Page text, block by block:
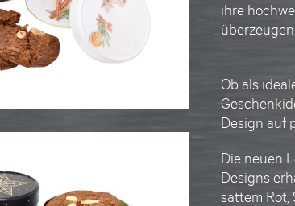
ihre
überzeugen.
Ob als
Design auf
Die neuen
Designs
sattem